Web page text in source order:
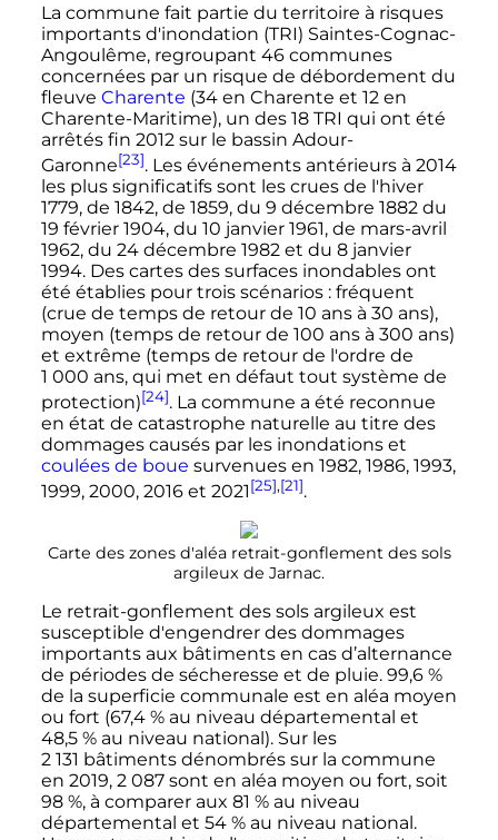
La commune fait partie du territoire à risques
importants d'inondation (TRI) Saintes-Cognac-
Angoulême, regroupant 46 communes
concernées par un risque de débordement du
fleuve Charente (34 en Charente et 12 en
Charente-Maritime), un des 18 TRI qui ont été
arrêtés fin 2012 sur le bassin Adour-
Garonne[23]. Les événements antérieurs à 2014
les plus significatifs sont les crues de l'hiver
1779, de 1842, de 1859, du 9 décembre 1882du
19 février 1904, du 10 janvier 1961, de mars-avril
1962, du 24 décembre 1982et du 8 janvier
1994. Des cartes des surfaces inondables ont
été établies pour trois scénarios : fréquent
(crue de temps de retour de 10 ansà 30 ans),
moyen (temps de retour de 100 ansà 300 ans)
et extrême (temps de retour de l'ordre de
1 000 ans, qui met en défaut tout système de
protection)[24]. La commune a été reconnue
en état de catastrophe naturelle au titre des
dommages causés par les inondations et
coulées de boue survenues en 1982, 1986, 1993,
1999, 2000, 2016 et 2021[25],[21].
Carte des zones d'aléa retrait-gonflement des sols
argileux de Jarnac.
Le retrait-gonflement des sols argileux est
susceptible d'engendrer des dommages
importants aux bâtiments en cas d’alternance
de périodes de sécheresse et de pluie. 99,6 %
de la superficie communale est en aléa moyen
ou fort (67,4 % au niveau départemental et
48,5 % au niveau national). Sur les
2 131 bâtimentsdénombrés sur la commune
en 2019, 2 087sont en aléa moyen ou fort, soit
98 %, à comparer aux 81 % au niveau
départemental et 54 % au niveau national.